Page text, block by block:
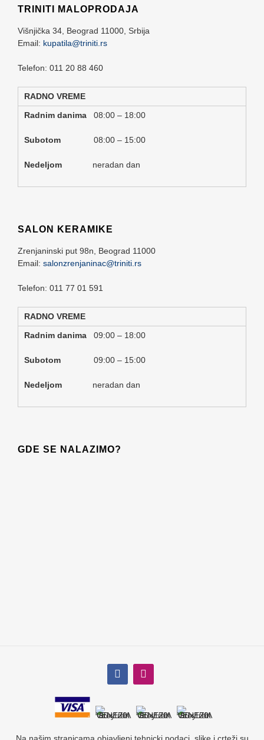
TRINITI MALOPRODAJA
Višnjička 34, Beograd 11000, Srbija
Email: kupatila@triniti.rs
Telefon: 011 20 88 460
RADNO VREME
Radnim danima 08:00 – 18:00
Subotom 08:00 – 15:00
Nedeljom neradan dan
SALON KERAMIKE
Zrenjaninski put 98n, Beograd 11000
Email: salonzrenjaninac@triniti.rs
Telefon: 011 77 01 591
RADNO VREME
Radnim danima 09:00 – 18:00
Subotom 09:00 – 15:00
Nedeljom neradan dan
GDE SE NALAZIMO?